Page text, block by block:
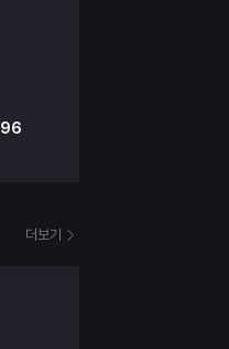
96
더보기